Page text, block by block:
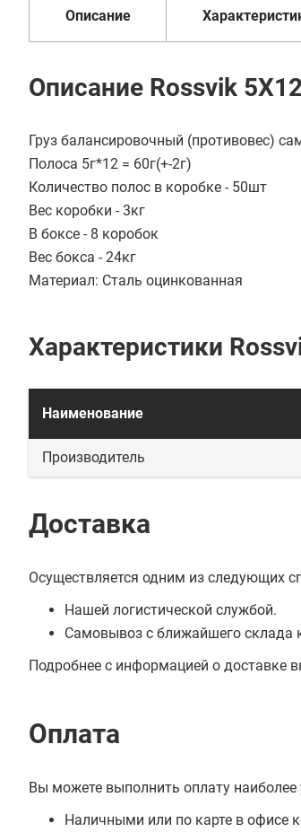
Описание
Описание Rossvik
Груз балансировочный (противовес)
Полоса 5г*12 = 60г(+-2г)
Количество полос в коробке - 50шт
Вес коробки - 3кг
В боксе - 8 коробок
Вес бокса - 24кг
Материал: Сталь оцинкованная
Характеристики
Наименование
Производитель
Доставка
Осуществляется одним из следующих
Нашей логистической службой.
Самовывоз с ближайшего склада
Подробнее с информацией о доставке
Оплата
Вы можете выполнить оплату
Наличными или по карте в офисе